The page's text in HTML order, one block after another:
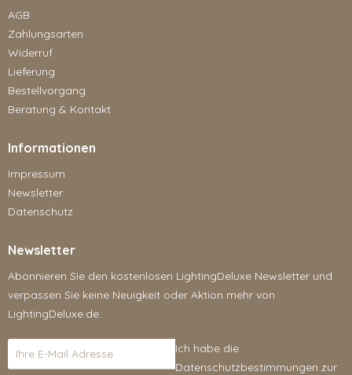
AGB
Zahlungsarten
Widerruf
Lieferung
Bestellvorgang
Beratung & Kontakt
Informationen
Impressum
Newsletter
Datenschutz
Newsletter
Abonnieren Sie den kostenlosen LightingDeluxe Newsletter und
verpassen Sie keine Neuigkeit oder Aktion mehr von
LightingDeluxe.de.
Ich habe die
Datenschutzbestimmungen zur